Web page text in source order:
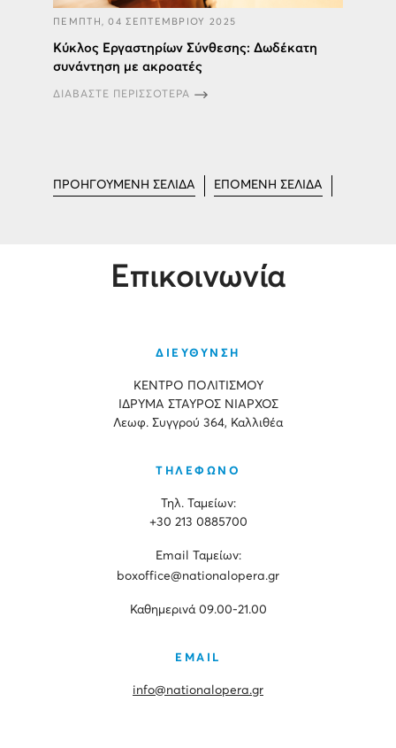
ΠΕΜΠΤΗ, 04 ΣΕΠΤΕΜΒΡΙΟΥ 2025
Κύκλος Εργαστηρίων Σύνθεσης: Δωδέκατη
συνάντηση με ακροατές
ΔΙΑΒΑΣΤΕ ΠΕΡΙΣΣΟΤΕΡΑ
ΠΡΟΗΓΟΥΜΕΝΗ ΣΕΛΙΔΑ ΕΠΟΜΕΝΗ ΣΕΛΙΔΑ
Επικοινωνία
ΔΙΕΥΘΥΝΣΗ
ΚΕΝΤΡΟ ΠΟΛΙΤΙΣΜΟΥ
ΙΔΡΥΜΑ ΣΤΑΥΡΟΣ ΝΙΑΡΧΟΣ
Λεωφ. Συγγρού 364, Καλλιθέα
ΤΗΛΕΦΩΝΟ
Τηλ. Ταμείων:
+30 213 0885700
Εmail Ταμείων:
boxoffice@nationalopera.gr
Καθημερινά 09.00-21.00
EMAIL
info@nationalopera.gr